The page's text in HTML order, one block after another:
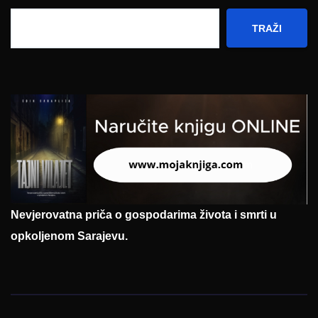
TRAŽI
Nevjerovatna priča o gospodarima života i smrti u
opkoljenom Sarajevu.